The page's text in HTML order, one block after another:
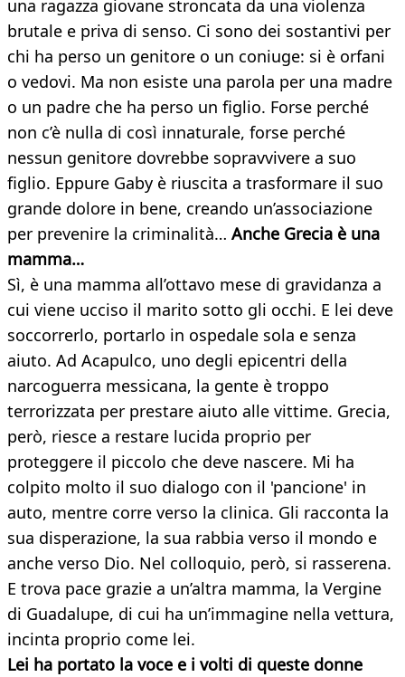
una ragazza giovane stroncata da una violenza
brutale e priva di senso. Ci sono dei sostantivi per
chi ha perso un genitore o un coniuge: si è orfani
o vedovi. Ma non esiste una parola per una madre
o un padre che ha perso un figlio. Forse perché
non c’è nulla di così innaturale, forse perché
nessun genitore dovrebbe sopravvivere a suo
figlio. Eppure Gaby è riuscita a trasformare il suo
grande dolore in bene, creando un’associazione
per prevenire la criminalità… Anche Grecia è una
mamma…
Sì, è una mamma all’ottavo mese di gravidanza a
cui viene ucciso il marito sotto gli occhi. E lei deve
soccorrerlo, portarlo in ospedale sola e senza
aiuto. Ad Acapulco, uno degli epicentri della
narcoguerra messicana, la gente è troppo
terrorizzata per prestare aiuto alle vittime. Grecia,
però, riesce a restare lucida proprio per
proteggere il piccolo che deve nascere. Mi ha
colpito molto il suo dialogo con il 'pancione' in
auto, mentre corre verso la clinica. Gli racconta la
sua disperazione, la sua rabbia verso il mondo e
anche verso Dio. Nel colloquio, però, si rasserena.
E trova pace grazie a un’altra mamma, la Vergine
di Guadalupe, di cui ha un’immagine nella vettura,
incinta proprio come lei.
Lei ha portato la voce e i volti di queste donne